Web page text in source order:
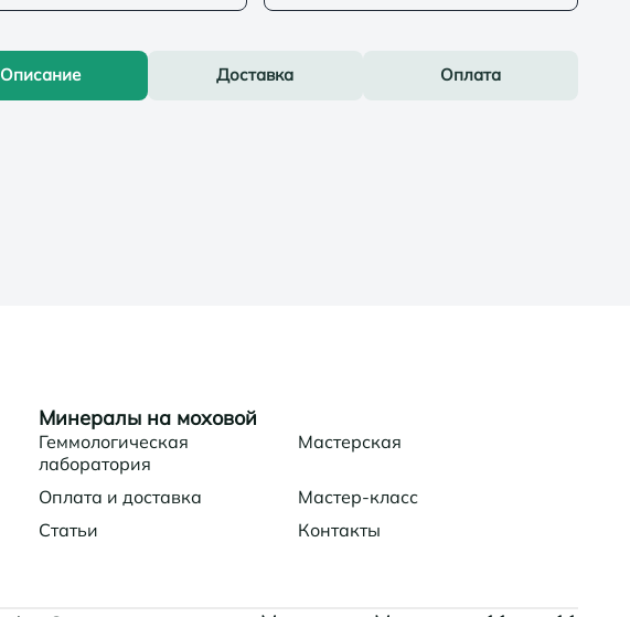
Описание Доставка Оплата
Минералы на моховой
Геммологическая
лаборатория
Мастерская
Оплата и доставка
Мастер-класс
Статьи
Контакты